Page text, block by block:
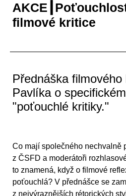
filmové kritice
Přednáška
Pavlíka o
"poťouchlé kritiky."
Co mají společného nechvalně
z ČSFD a moderátoři
to znamená, když o filmové
poťouchlá? V přednášce se
z nejvýraznějších rétorických